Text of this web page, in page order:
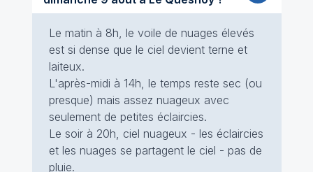
Le matin à 8h, le voile de nuages élevés
est si dense que le ciel devient terne et
laiteux.
L'après-midi à 14h, le temps reste sec (ou
presque) mais assez nuageux avec
seulement de petites éclaircies.
Le soir à 20h, ciel nuageux - les éclaircies
et les nuages se partagent le ciel - pas de
pluie.